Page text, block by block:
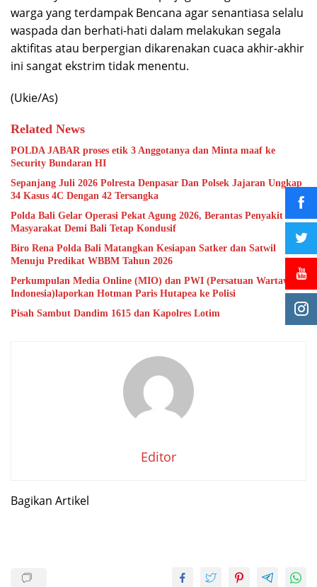
warga yang terdampak Bencana agar senantiasa selalu
waspada dan berhati-hati dalam melakukan segala
aktifitas atau berpergian dikarenakan cuaca akhir-akhir
ini sangat ekstrim tidak menentu.
(Ukie/As)
Related News
POLDA JABAR proses etik 3 Anggotanya dan Minta maaf ke
Security Bundaran HI
Sepanjang Juli 2026 Polresta Denpasar Dan Polsek Jajaran Ungkap
34 Kasus 4C Dengan 42 Tersangka
Polda Bali Gelar Operasi Pekat Agung 2026, Berantas Penyakit
Masyarakat Demi Bali Tetap Kondusif
Biro Rena Polda Bali Matangkan Kesiapan Satker dan Satwil
Menuju Predikat WBBM Tahun 2026
Perkumpulan Media Online (MIO) dan PWI (Persatuan Wartawan
Indonesia)laporkan Hotman Paris Hutapea ke Polisi
Pisah Sambut Dandim 1615 dan Kapolres Lotim
Editor
Bagikan Artikel